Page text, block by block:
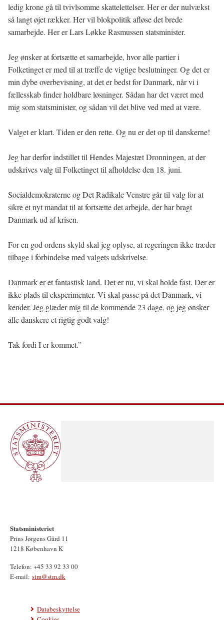
ledig krone gå til tvivlsomme skattelettelser. Her er der nulvækst
så langt øjet rækker. Her vil blokpolitik afløse det brede
samarbejde. Her er Lars Løkke Rasmussen statsminister.
Jeg ønsker at fortsætte et samarbejde, hvor alle partier i
Folketinget er med til at træffe de vigtige beslutninger. Og det er
min dybe overbevisning, at det er bedst for Danmark, når vi i
fællesskab finder holdbare løsninger. Sådan har det været med
mig som statsminister, og sådan vil det blive ved med at være.
Valget er klart. Tiden er den rette. Og nu er det op til danskerne!
Jeg har derfor indstillet til Hendes Majestæt Dronningen, at der
udskrives valg til Folketinget til afholdelse den 18. juni.
Socialdemokraterne og Det Radikale Venstre går til valg for at
sikre et nyt mandat til at fortsætte det arbejde, der har bragt
Danmark ud af krisen.
For en god ordens skyld skal jeg oplyse, at regeringen ikke træder
tilbage i forbindelse med valgets udskrivelse.
Danmark er et fantastisk land. Det er nu, vi skal holde fast. Der er
ikke plads til eksperimenter. Vi skal passe på det Danmark, vi
kender. Jeg glæder mig til de kommende 23 dage, og jeg ønsker
alle danskere et rigtig godt valg!
Tak fordi I er kommet.”
Statsministeriet
Prins Jørgens Gård 11
1218 København K
Telefon: +45 33 92 33 00
E-mail: stm@stm.dk
Databeskyttelse